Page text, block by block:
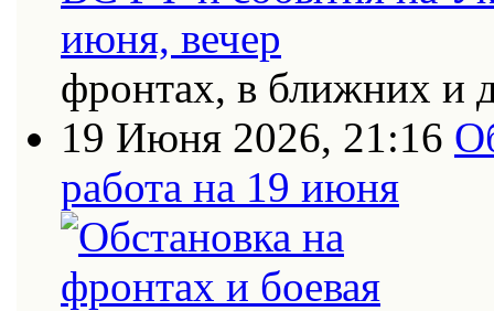
фронтах, в ближних и
19 Июня 2026, 21:16
работа на 19 июня